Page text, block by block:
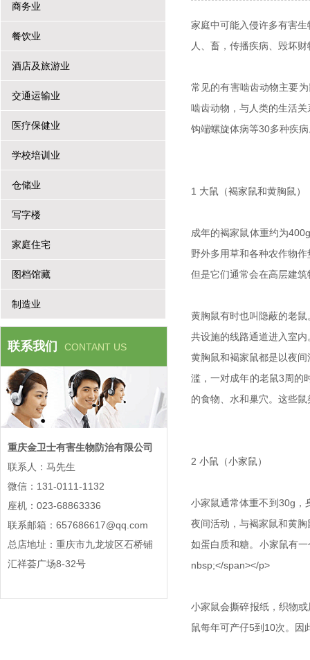
商务业
餐饮业
酒店及旅游业
交通运输业
医疗保健业
学校培训业
仓储业
写字楼
家庭住宅
图档馆藏
制造业
联系我们 CONTANT US
重庆金卫士有害生物防治有限公司
联系人：马先生
微信：131-0111-1132
座机：023-68863336
联系邮箱：657686617@qq.com
总店地址：重庆市九龙坡区石桥铺
汇祥荟广场8-32号
家庭中可能入侵许多有害
人、畜，传播疾病、毁坏
常见的有害啮齿动物主要
啮齿动物，与人类的生活
钩端螺旋体病等30多种疾
1 大鼠（褐家鼠和黄胸鼠）
成年的褐家鼠体重约为
野外多用草和各种农作物
但是它们通常会在高层建
黄胸鼠有时也叫隐蔽的老
共设施的线路通道进入室
黄胸鼠和褐家鼠都是以夜
滥，一对成年的老鼠3周的
的食物、水和巢穴。这些
2 小鼠（小家鼠）
小家鼠通常体重不到30g，
夜间活动，与褐家鼠和黄
如蛋白质和糖。小家鼠有
nbsp;</span></p>
小家鼠会撕碎报纸，织物
鼠每年可产仔5到10次。因